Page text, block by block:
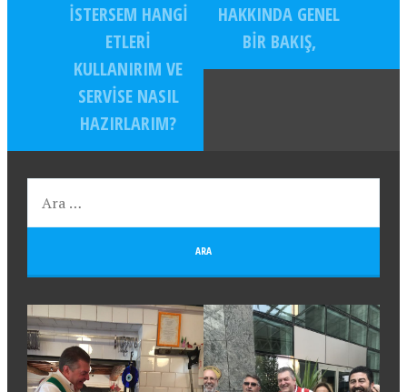
ISTERSEM HANGI
ETLERI
KULLANIRIM VE
SERVISE NASIL
HAZIRLARIM?
HAKKINDA GENEL
BIR BAKIŞ,